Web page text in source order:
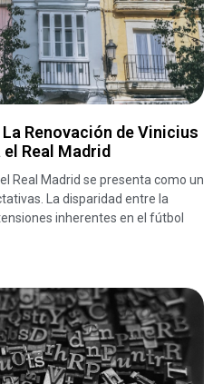
Renovación de Vinicius
Real Madrid
Real Madrid se presenta como un
La disparidad entre la
inherentes en el fútbol